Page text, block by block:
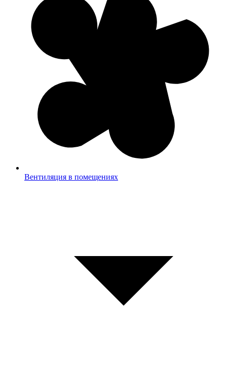
Вентиляция в помещениях